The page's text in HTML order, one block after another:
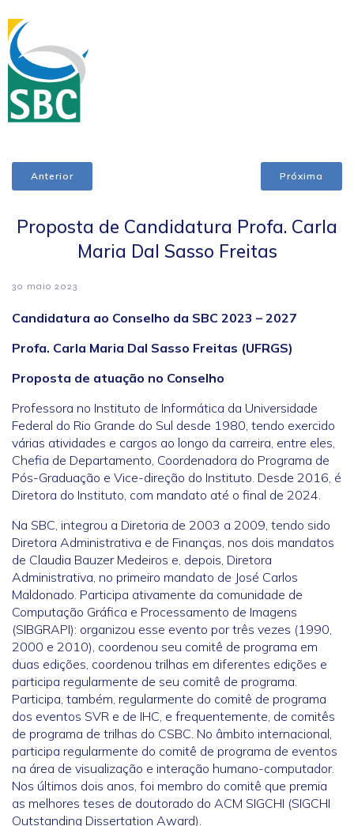
Anterior Próxima
Proposta de Candidatura Profa. Carla
Maria Dal Sasso Freitas
30 maio 2023
Candidatura ao Conselho da SBC 2023 – 2027
Profa. Carla Maria Dal Sasso Freitas (UFRGS)
Proposta de atuação no Conselho
Professora no Instituto de Informática da Universidade
Federal do Rio Grande do Sul desde 1980, tendo exercido
várias atividades e cargos ao longo da carreira, entre eles,
Chefia de Departamento, Coordenadora do Programa de
Pós-Graduação e Vice-direção do Instituto. Desde 2016, é
Diretora do Instituto, com mandato até o final de 2024.
Na SBC, integrou a Diretoria de 2003 a 2009, tendo sido
Diretora Administrativa e de Finanças, nos dois mandatos
de Claudia Bauzer Medeiros e, depois, Diretora
Administrativa, no primeiro mandato de José Carlos
Maldonado. Participa ativamente da comunidade de
Computação Gráfica e Processamento de Imagens
(SIBGRAPI): organizou esse evento por três vezes (1990,
2000 e 2010), coordenou seu comitê de programa em
duas edições, coordenou trilhas em diferentes edições e
participa regularmente de seu comitê de programa.
Participa, também, regularmente do comitê de programa
dos eventos SVR e de IHC, e frequentemente, de comitês
de programa de trilhas do CSBC. No âmbito internacional,
participa regularmente do comitê de programa de eventos
na área de visualização e interação humano-computador.
Nos últimos dois anos, foi membro do comitê que premia
as melhores teses de doutorado do ACM SIGCHI (SIGCHI
Outstanding Dissertation Award).